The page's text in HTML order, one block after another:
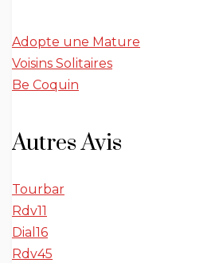
Adopte une Mature
Voisins Solitaires
Be Coquin
Autres Avis
Tourbar
Rdv11
Dial16
Rdv45